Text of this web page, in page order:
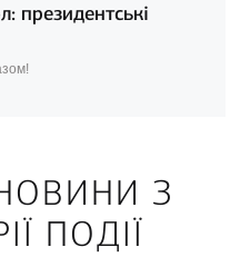
президентські
З
ПОДІЇ